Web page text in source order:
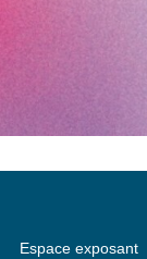
Espace exposant